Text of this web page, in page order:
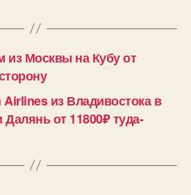
из Москвы на Кубу от
из Владивостока в
от 11800₽ туда-